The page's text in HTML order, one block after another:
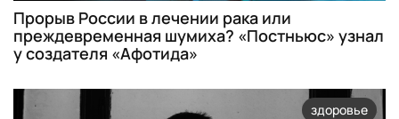
Прорыв России в лечении рака или
преждевременная шумиха?​ «Постньюс» узнал
у создателя «Афотида»
здоровье